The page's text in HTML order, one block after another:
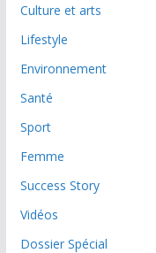
Culture et arts
Lifestyle
Environnement
Santé
Sport
Femme
Success Story
Vidéos
Dossier Spécial